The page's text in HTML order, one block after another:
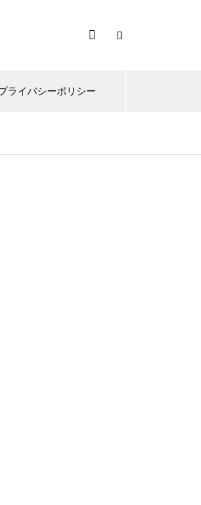
ライバシーポリシー